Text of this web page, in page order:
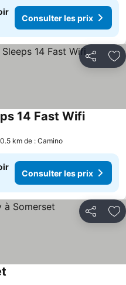
Consulter les prix
Partager
14 Fast Wifi
km de : Camino
Consulter les prix
Partager